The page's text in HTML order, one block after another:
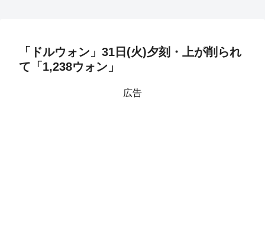
「ドルウォン」31日(火)夕刻・上が削られ
て「1,238ウォン」
広告